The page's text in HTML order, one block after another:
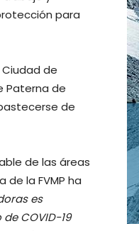
para
de
Paterna de
de
de las áreas
de la FVMP ha
es
COVID-19